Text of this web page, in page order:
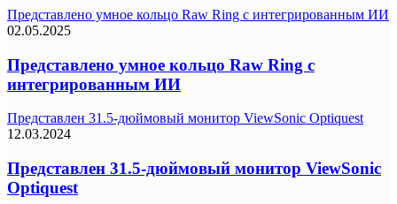
Представлено умное кольцо Raw Ring с интегрированным ИИ
02.05.2025
Представлено умное кольцо Raw Ring с
интегрированным ИИ
Представлен 31.5-дюймовый монитор ViewSonic Optiquest
12.03.2024
Представлен 31.5-дюймовый монитор ViewSonic
Optiquest